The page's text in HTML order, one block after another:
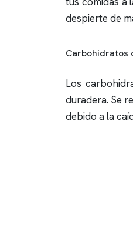
despierte de
Carbohidratos
Los
duradera. Se
debido a la